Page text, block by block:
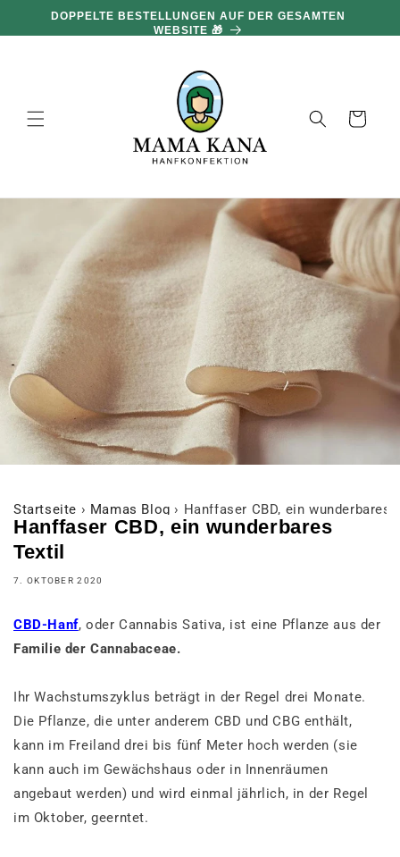
und zumDOPPELTE BESTELLUNGEN AUF DER GESAMTEN
WEBSITE 🎁
Warenkorb
Startseite › Mamas Blog › Hanffaser CBD, ein wunderbares
Hanffaser CBD, ein wunderbares
Textil
7. OKTOBER 2020
CBD-Hanf, oder Cannabis Sativa, ist eine Pflanze aus der
Familie der Cannabaceae.
Ihr Wachstumszyklus beträgt in der Regel drei Monate.
Die Pflanze, die unter anderem CBD und CBG enthält,
kann im Freiland drei bis fünf Meter hoch werden (sie
kann auch im Gewächshaus oder in Innenräumen
angebaut werden) und wird einmal jährlich, in der Regel
im Oktober, geerntet.